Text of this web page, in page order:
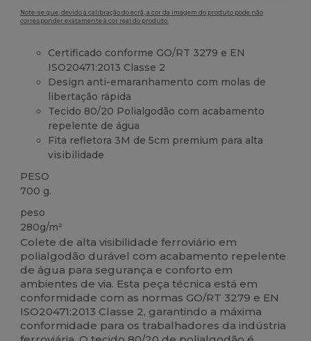
Note-se que, devido à calibração do ecrã, a cor da imagem do produto pode não
corresponder exatamente à cor real do produto.
Certificado conforme GO/RT 3279 e EN
ISO20471:2013 Classe 2
Design anti-emaranhamento com molas de
libertação rápida
Tecido 80/20 Polialgodão com acabamento
repelente de água
Fita refletora 3M de 5cm premium para alta
visibilidade
PESO
700 g.
peso
280g/m²
Colete de alta visibilidade ferroviário em
polialgodão durável com acabamento repelente
de água para segurança e conforto em
ambientes de via. Esta peça técnica está em
conformidade com as normas GO/RT 3279 e EN
ISO20471:2013 Classe 2, garantindo a máxima
conformidade para os trabalhadores da indústria